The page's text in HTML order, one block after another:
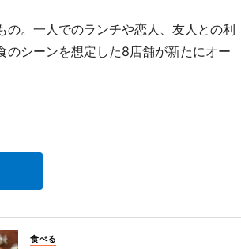
。一人でのランチや恋人、友人との利
のシーンを想定した8店舗が新たにオー
食べる